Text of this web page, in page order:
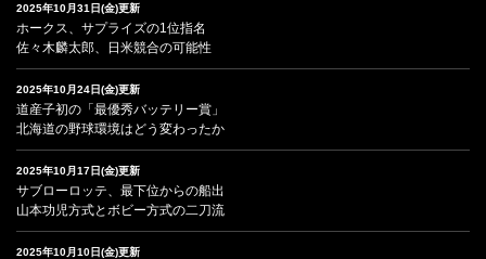
2025年10月31日(金)更新
ホークス、サプライズの1位指名
佐々木麟太郎、日米競合の可能性
2025年10月24日(金)更新
道産子初の「最優秀バッテリー賞」
北海道の野球環境はどう変わったか
2025年10月17日(金)更新
サブローロッテ、最下位からの船出
山本功児方式とボビー方式の二刀流
2025年10月10日(金)更新